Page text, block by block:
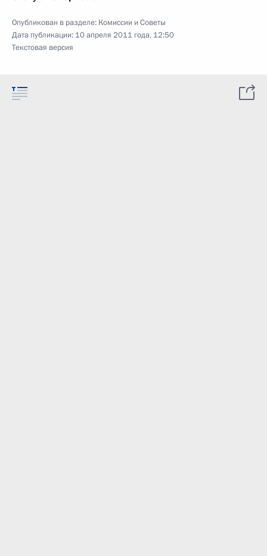
Опубликован в разделе: Комиссии и Советы
Дата публикации: 10 апреля 2011 года, 12:50
Текстовая версия